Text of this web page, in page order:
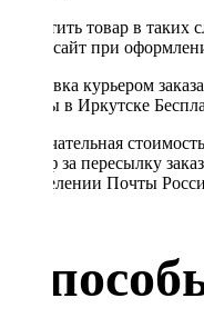
Оплатить товар в таких
через сайт при
Доставка курьером
Почты в Иркутске
Окончательная
Тариф за пересылку
в отделении Почты